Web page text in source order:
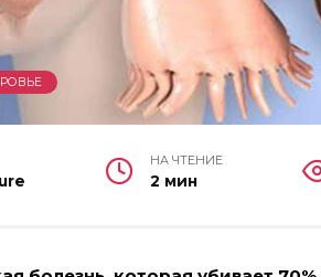
НА ЧТЕНИЕ
2 мин